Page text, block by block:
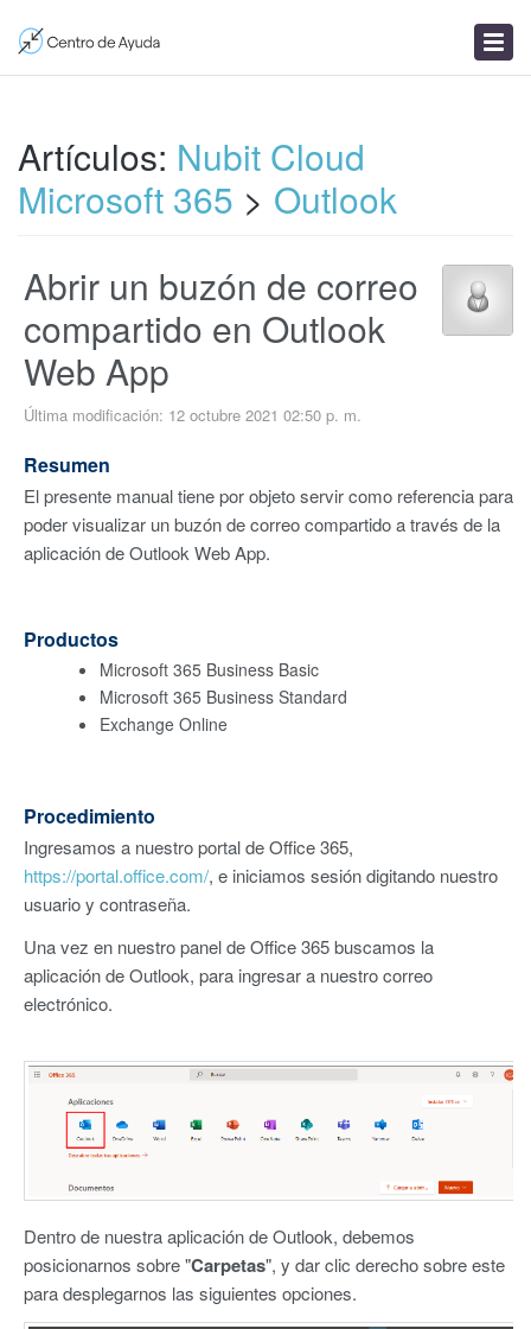
Enviar un ticket
Artículos: Nubit Cloud
Microsoft 365 > Outlook
Abrir un buzón de correo
compartido en Outlook
Web App
Última modificación: 12 octubre 2021 02:50 p. m.
Resumen
El presente manual tiene por objeto servir como referencia para
poder visualizar un buzón de correo compartido a través de la
aplicación de Outlook Web App.
Productos
Microsoft 365 Business Basic
Microsoft 365 Business Standard
Exchange Online
Procedimiento
Ingresamos a nuestro portal de Office 365,
https://portal.office.com/, e iniciamos sesión digitando nuestro
usuario y contraseña.
Una vez en nuestro panel de Office 365 buscamos la
aplicación de Outlook, para ingresar a nuestro correo
electrónico.
Dentro de nuestra aplicación de Outlook, debemos
posicionarnos sobre "Carpetas", y dar clic derecho sobre este
para desplegarnos las siguientes opciones.